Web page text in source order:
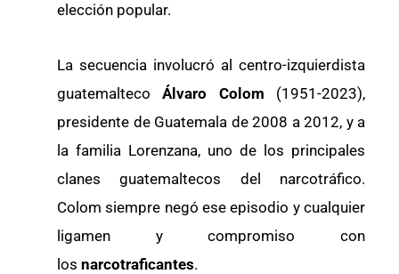
elección popular.
La secuencia involucró al centro-izquierdista
guatemaltecoÁlvaro Colom (1951-2023),
presidente de Guatemala de 2008 a 2012, y a
la familia Lorenzana, uno de los principales
clanes guatemaltecos del narcotráfico.
Colom siempre negó ese episodio y cualquier
ligamen y compromiso con
los narcotraficantes.